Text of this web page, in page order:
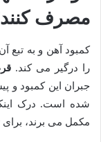
مصرف
کمبود آهن و به تبع
را درگیر می کند.
جبران این کمبود و
شده است. درک
مکمل می برند،